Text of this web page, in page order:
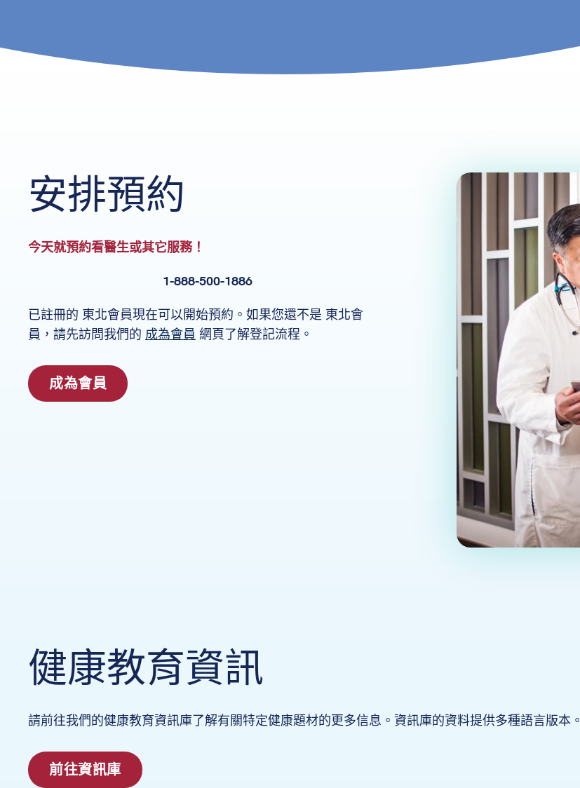
安排預約
今天就預約看醫生或其它服務！
1-888-500-1886
已註冊的 東北會員現在可以開始預約。如果您還不是 東北會
員，請先訪問我們的 成為會員 網頁了解登記流程。
成為會員
健康教育資訊
請前往我們的健康教育資訊庫了解有關特定健康題材的更多信息。資訊庫的資料提供多種語言版本。
前往資訊庫